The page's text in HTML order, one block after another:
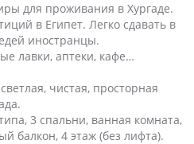
для проживания в Хургаде.
в Египет. Легко сдавать в
иностранцы.
лавки, аптеки, кафе…
чистая, просторная
3 спальни, ванная комната,
балкон, 4 этаж (без лифта).